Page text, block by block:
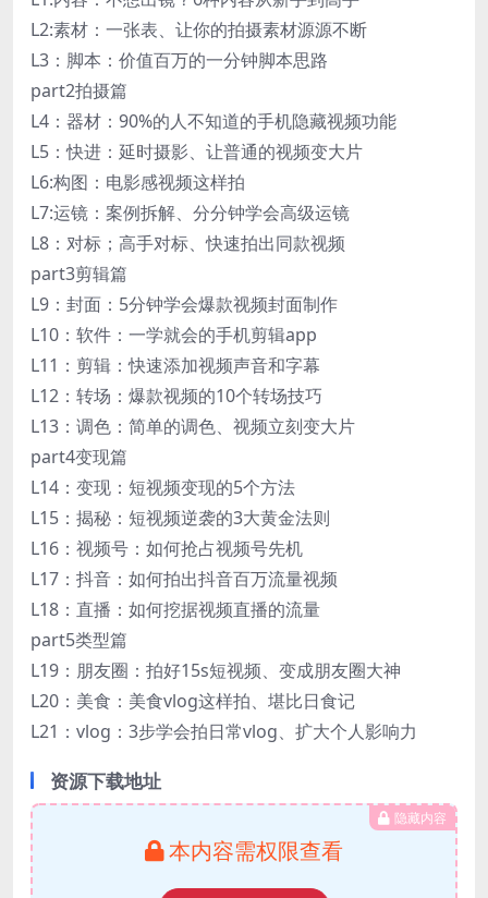
L2:素材：一张表、让你的拍摄素材源源不断
L3：脚本：价值百万的一分钟脚本思路
part2拍摄篇
L4：器材：90%的人不知道的手机隐藏视频功能
L5：快进：延时摄影、让普通的视频变大片
L6:构图：电影感视频这样拍
L7:运镜：案例拆解、分分钟学会高级运镜
L8：对标；高手对标、快速拍出同款视频
part3剪辑篇
L9：封面：5分钟学会爆款视频封面制作
L10：软件：一学就会的手机剪辑app
L11：剪辑：快速添加视频声音和字幕
L12：转场：爆款视频的10个转场技巧
L13：调色：简单的调色、视频立刻变大片
part4变现篇
L14：变现：短视频变现的5个方法
L15：揭秘：短视频逆袭的3大黄金法则
L16：视频号：如何抢占视频号先机
L17：抖音：如何拍出抖音百万流量视频
L18：直播：如何挖据视频直播的流量
part5类型篇
L19：朋友圈：拍好15s短视频、变成朋友圈大神
L20：美食：美食vlog这样拍、堪比日食记
L21：vlog：3步学会拍日常vlog、扩大个人影响力
资源下载地址
隐藏内容
本内容需权限查看